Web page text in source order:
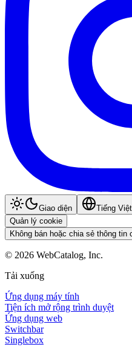
Giao diện
Tiếng Việt
Quản lý cookie
Không bán hoặc chia sẻ thông tin
© 2026 WebCatalog, Inc.
Tải xuống
Ứng dụng máy tính
Tiện ích mở rộng trình duyệt
Ứng dụng web
Switchbar
Singlebox